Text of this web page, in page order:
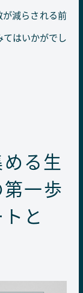
減らされる前
はいかがでし
る生
一歩
と